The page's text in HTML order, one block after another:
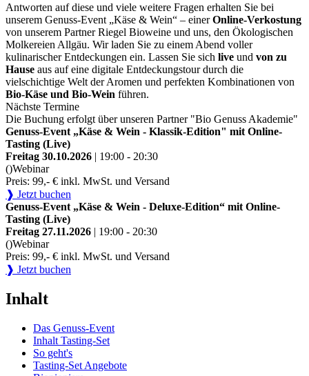
Antworten auf diese und viele weitere Fragen erhalten Sie bei
unserem Genuss-Event „Käse & Wein“ – einerOnline-Verkostung
von unserem Partner Riegel Bioweine und uns, den Ökologischen
Molkereien Allgäu. Wir laden Sie zu einem Abend voller
kulinarischer Entdeckungen ein. Lassen Sie sich live und von zu
Hause aus auf eine digitale Entdeckungstour durch die
vielschichtige Welt der Aromen und perfekten Kombinationen von
Bio-Käse und Bio-Wein führen.
Nächste Termine
Die Buchung erfolgt über unseren Partner "Bio Genuss Akademie"
Genuss-Event „Käse & Wein - Klassik-Edition" mit Online-
Tasting (Live)
Freitag 30.10.2026 | 19:00 - 20:30
()Webinar
Preis: 99,- € inkl. MwSt. und Versand
❱ Jetzt buchen
Genuss-Event „Käse & Wein - Deluxe-Edition“ mit Online-
Tasting (Live)
Freitag 27.11.2026 | 19:00 - 20:30
()Webinar
Preis: 99,- € inkl. MwSt. und Versand
❱ Jetzt buchen
Inhalt
Das Genuss-Event
Inhalt Tasting-Set
So geht's
Tasting-Set Angebote